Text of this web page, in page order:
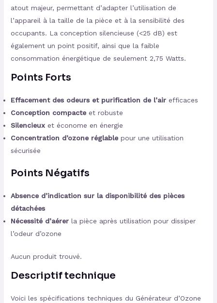
atout majeur, permettant d’adapter l’utilisation de
l’appareil à la taille de la pièce et à la sensibilité des
occupants. La conception silencieuse (<25 dB) est
également un point positif, ainsi que la faible
consommation énergétique de seulement 2,75 Watts.
Points Forts
Effacement des odeurs et purification de l’airefficaces
Conception compacteet robuste
Silencieuxet économe en énergie
Concentration d’ozone réglablepour une utilisation
sécurisée
Points Négatifs
Absence d’indication sur la disponibilité des pièces
détachées
Nécessité d’aérerla pièce après utilisation pour dissiper
l’odeur d’ozone
Aucun produit trouvé.
Descriptif technique
Voici les spécifications techniques du Générateur d’Ozone